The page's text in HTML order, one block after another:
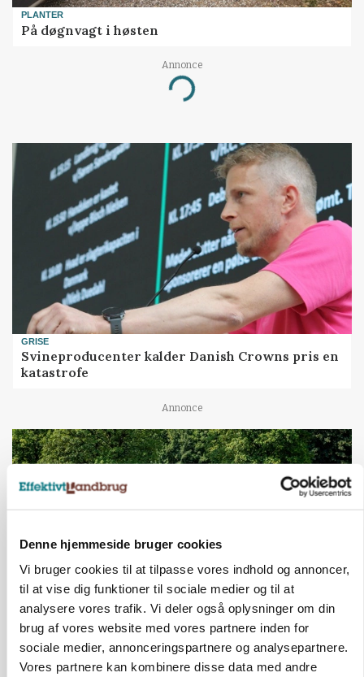
Denne hjemmeside bruger cookies
Vi bruger cookies til at tilpasse vores indhold og annoncer,
til at vise dig funktioner til sociale medier og til at
analysere vores trafik. Vi deler også oplysninger om din
brug af vores website med vores partnere inden for
sociale medier, annonceringspartnere og analysepartnere.
Vores partnere kan kombinere disse data med andre
PLANTER
På døgnvagt i høsten
Annonce
Loading...
GRISE
Svineproducenter kalder Danish Crowns pris en
katastrofe
Annonce
MASKINER
Forserie til selvkørende skårlægger afprøves i år